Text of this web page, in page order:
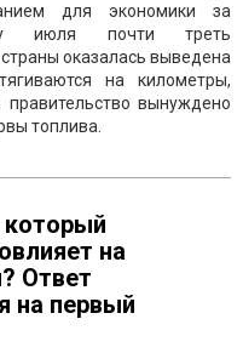
для экономики за
июля почти треть
оказалась выведена
на километры,
правительство вынуждено
топлива.
на
Ответ
на первый